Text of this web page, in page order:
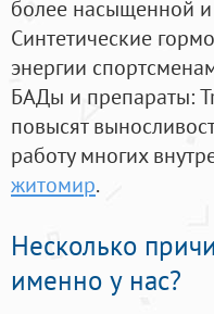
более насыщенной
Синтетические
энергии
БАДы и препараты:
повысят
работу многих
житомир.
Несколько
именно у нас?